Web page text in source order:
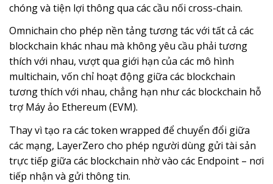
chóng và tiện lợi thông qua các cầu nối cross-chain.
Omnichain cho phép nền tảng tương tác với tất cả các
blockchain khác nhau mà không yêu cầu phải tương
thích với nhau, vượt qua giới hạn của các mô hình
multichain, vốn chỉ hoạt động giữa các blockchain
tương thích với nhau, chẳng hạn như các blockchain hỗ
trợ Máy ảo Ethereum (EVM).
Thay vì tạo ra các token wrapped để chuyển đổi giữa
các mạng, LayerZero cho phép người dùng gửi tài sản
trực tiếp giữa các blockchain nhờ vào các Endpoint – nơi
tiếp nhận và gửi thông tin.